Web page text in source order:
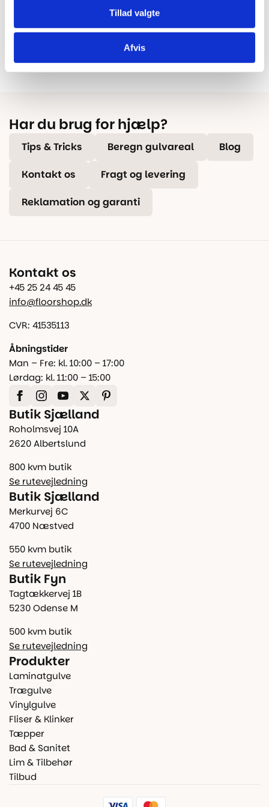
Tillad valgte
Afvis
100% dansk webshop
lokal service og gulveksperter.
Besøg vores butikker
Besøg vores showrooms og få
kompetent rådgivning.
Har du brug for hjælp?
Tips & Tricks Beregn gulvareal Blog
Kontakt os Fragt og levering
Reklamation og garanti
Kontakt os
+45 25 24 45 45
info@floorshop.dk
CVR: 41535113
Åbningstider
Man – Fre: kl. 10:00 – 17:00
Lørdag: kl. 11:00 – 15:00
Butik Sjælland
Roholmsvej 10A
2620 Albertslund
800 kvm butik
Se rutevejledning
Butik Sjælland
Merkurvej 6C
4700 Næstved
550 kvm butik
Se rutevejledning
Butik Fyn
Tagtækkervej 1B
5230 Odense M
500 kvm butik
Se rutevejledning
Produkter
Laminatgulve
Trægulve
Vinylgulve
Fliser & Klinker
Tæpper
Bad & Sanitet
Lim & Tilbehør
Tilbud